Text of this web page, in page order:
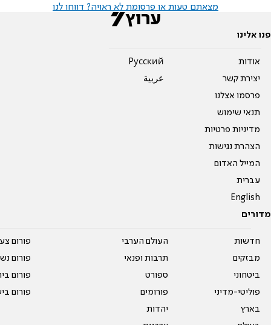
מצאתם טעות או פרסומת לא ראויה? דווחו לנו
פנו אלינו
אודות
יצירת קשר
פרסמו אצלנו
תנאי שימוש
מדיניות פרטיות
הצהרת נגישות
המייל האדום
עברית
English
Pусский
عربية
מדורים
חדשות
מבזקים
ביטחוני
פוליטי-מדיני
בארץ
העולם הערבי
תרבות ופנאי
ספורט
פורומים
יהדות
פורום
פורום
פורום
פורום